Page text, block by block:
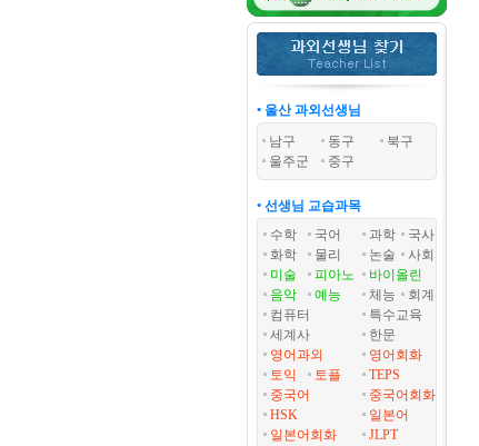
• 울산 과외선생님
남구
동구
북구
울주군
중구
• 선생님 교습과목
수학
국어 과학
국사
화학
물리 논술
사회
미술
피아노
바이올린
음악
예능 체능
회계
컴퓨터
특수교육
세계사
한문
영어과외
영어회화
토익
토플
TEPS
중국어
중국어회화
HSK
일본어
일본어회화
JLPT